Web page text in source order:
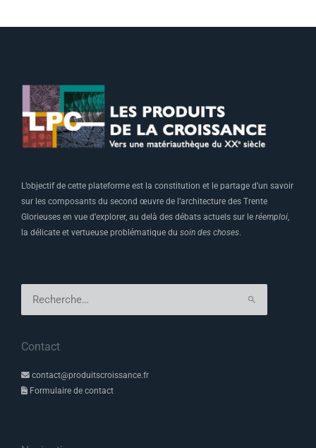
L’objectif de cette plateforme est la constitution et le partage d’un savoir
sur les composants du second œuvre de l’architecture des Trente
Glorieuses en vue d’explorer, au delà des débats actuels sur le réemploi,
la délicate et vertueuse problématique du soin des choses.
Rechercher :
Contact
contact@produitscroissance.fr
Formulaire de contact